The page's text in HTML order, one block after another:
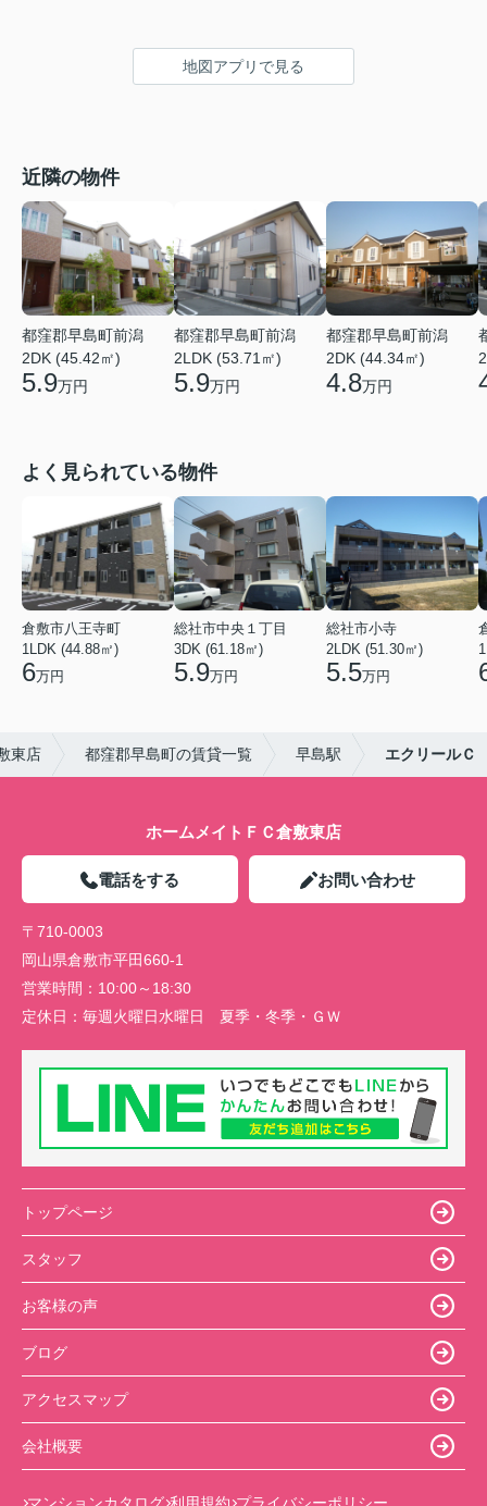
地図アプリで見る
近隣の物件
都窪郡早島町前潟
2DK (45.42㎡)
5.9万円
都窪郡早島町前潟
2LDK (53.71㎡)
5.9万円
都窪郡早島町前潟
2DK (44.34㎡)
4.8万円
よく見られている物件
倉敷市八王寺町
1LDK (44.88㎡)
6万円
総社市中央１丁目
3DK (61.18㎡)
5.9万円
総社市小寺
2LDK (51.30㎡)
5.5万円
東店 都窪郡早島町の賃貸一覧 早島駅 エクリールＣ
ホームメイトＦＣ倉敷東店
電話をする お問い合わせ
〒710-0003
岡山県倉敷市平田660-1
営業時間： 10:00～18:30
定休日： 毎週火曜日水曜日 夏季・冬季・ＧＷ
トップページ
スタッフ
お客様の声
ブログ
アクセスマップ
会社概要